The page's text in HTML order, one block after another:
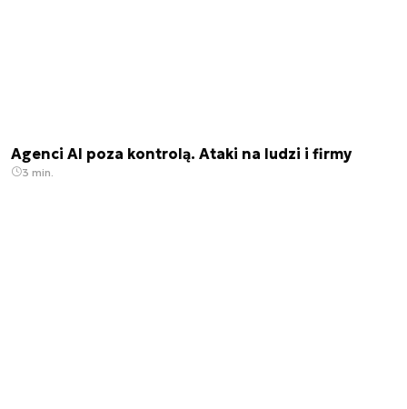
Agenci AI poza kontrolą. Ataki na ludzi i firmy
3 min.